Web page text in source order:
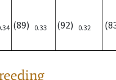
(89) 0.33 (92) 0.32